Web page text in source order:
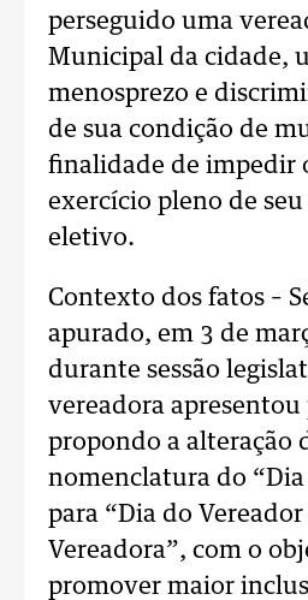
perseguido uma
Municipal da cidade,
menosprezo e
de sua condição de
finalidade de impedir
exercício pleno de
eletivo.
Contexto dos fatos –
apurado, em 3 de
durante sessão
vereadora
propondo a alteração
nomenclatura do “Dia
para “Dia do Vereador
Vereadora”, com o
promover maior